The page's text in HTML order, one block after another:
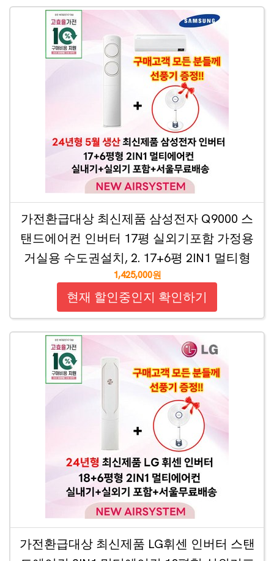
가전환급대상 최신제품 삼성전자 Q9000 스
탠드에어컨 인버터 17평 실외기포함 가정용
거실용 수도권설치, 2. 17+6평 2IN1 멀티형
1,425,000원
현재 할인중인지 확인하기
가전환급대상 최신제품 LG휘센 인버터 스탠